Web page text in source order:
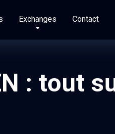
Exchanges Contact
: tout